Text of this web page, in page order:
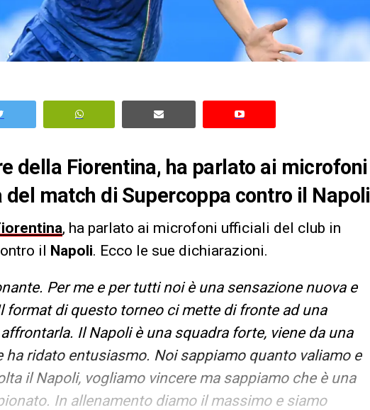
della Fiorentina, ha parlato ai microfoni
match di Supercoppa contro il Napoli
, ha parlato ai microfoni ufficiali del club in
il Napoli. Ecco le sue dichiarazioni.
Per me e per tutti noi è una sensazione nuova e
format di questo torneo ci mette di fronte ad una
Il Napoli è una squadra forte, viene da una
ha ridato entusiasmo. Noi sappiamo quanto valiamo e
il Napoli, vogliamo vincere ma sappiamo che è una
In allenamento diamo il massimo e siamo